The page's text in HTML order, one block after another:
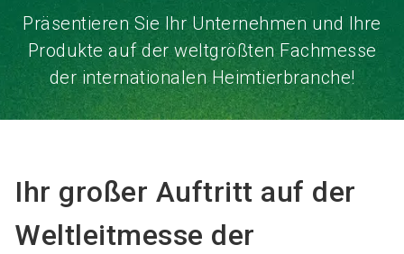
Präsentieren Sie Ihr Unternehmen und Ihre
Produkte auf der weltgrößten Fachmesse
der internationalen Heimtierbranche!
Ihr großer Auftritt auf der
Weltleitmesse der